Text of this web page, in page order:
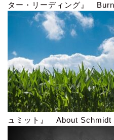
ター・リーディング』
ュミット』 About Schmidt